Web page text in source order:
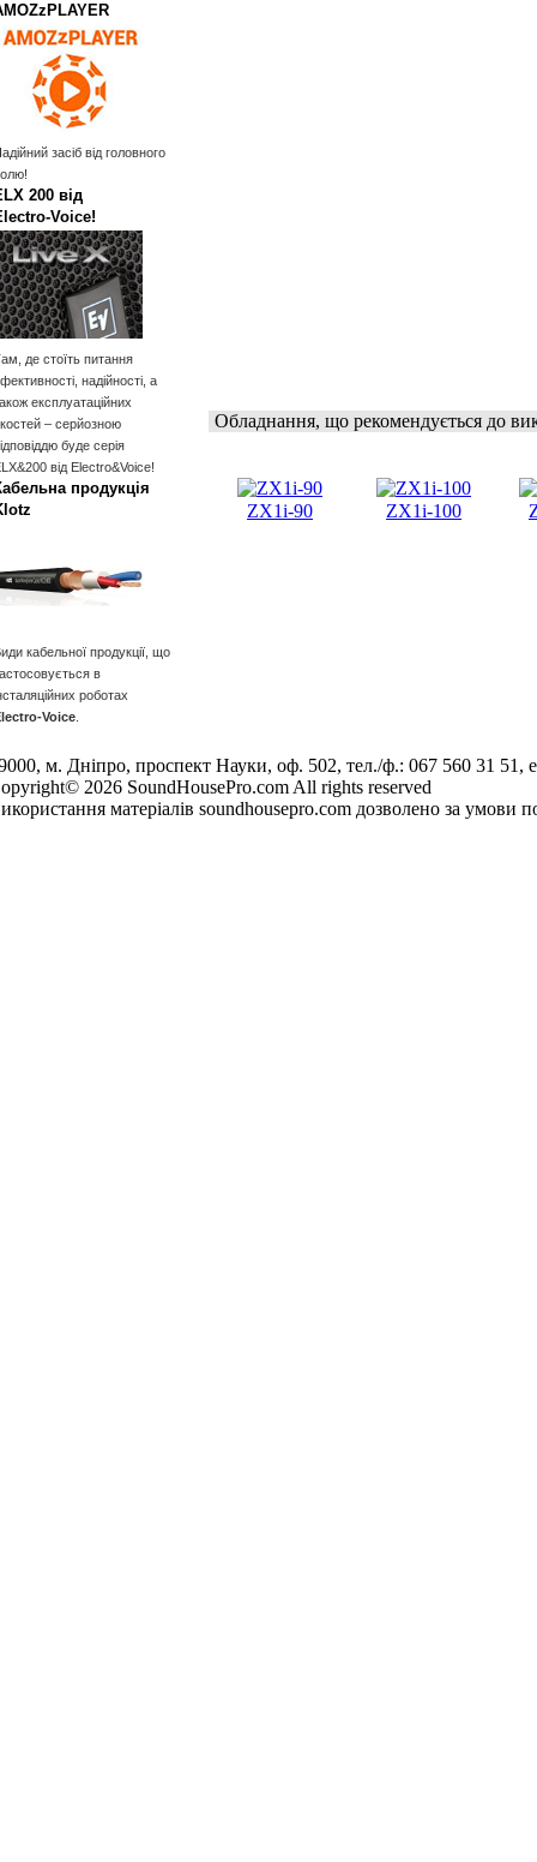
засіб від головного
200 від
де стоїть питання
надійності, а
експлуатаційних
– серйозною
буде серія
від Electro&Voice!
продукція
кабельної продукції, що
в
роботах
Voice
Обладнання, що рекомендується до
ZX1i-90 ZX1i-100
м. Дніпро, проспект Науки, оф. 502, тел./ф.: 067 560 31 51,
2026 SoundHousePro.com All rights reserved
матеріалів soundhousepro.com дозволено за умови